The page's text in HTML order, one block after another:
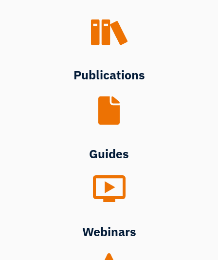
Publications
Guides
Webinars